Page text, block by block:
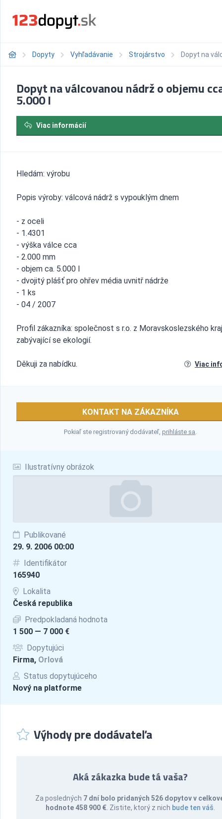
Dopyty Vyhľadávanie Strojárstvo Dopyt na
Ilustratívny obrázok
Publikované
29. 9. 2006 00:00
Identifikátor
165940
Lokalita
Česká republika
Predpokladaná hodnota
1 500 — 7 000 €
Dopytujúci
Firma, Orlová
Status dopytujúceho
Nový na platforme
Dopyt na válcovanou nádrž o objemu
5.000 l
Viac informácií
Hledám: výrobu
Popis výroby: válcová nádrž s vypouklým dnem
- z oceli
- 1.4301
- výška válce cca
- 2.000 mm
- objem ca. 5.000 l
- dvojitý plášť pro ohřev média uvnitř nádrže
- 1 ks
- 04 / 2007
Profil zákazníka: společnost s r.o. z Moravskoslezského
zabývající se ekologií.
Děkuji za nabídku. Viac
KONTAKT NA ZÁKAZNÍKA
Pokiaľ ste registrovaný dodávateľ,prihláste sa.
Výhody pre dodávateľa
Aká zákazka bude tá vaša?
Za posledných 7 dní bolo pridaných 526 dopytov v
hodnote 458 900 € . Zistite, ktorý z nich bude ten váš